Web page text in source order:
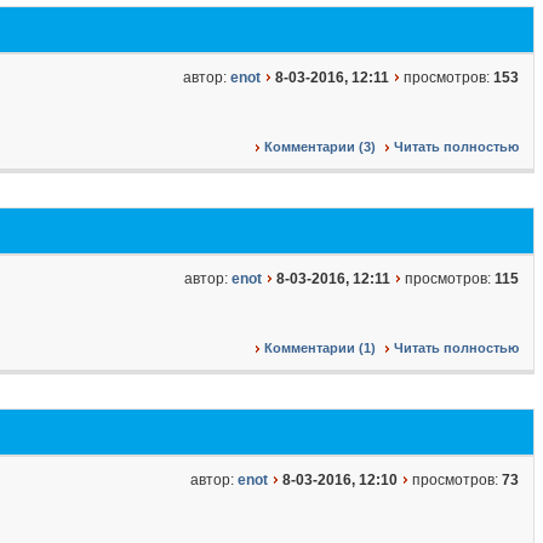
автор: enot 8-03-2016, 12:11 просмотров: 153
Комментарии (3) Читать полностью
автор: enot 8-03-2016, 12:11 просмотров: 115
Комментарии (1) Читать полностью
автор: enot 8-03-2016, 12:10 просмотров: 73